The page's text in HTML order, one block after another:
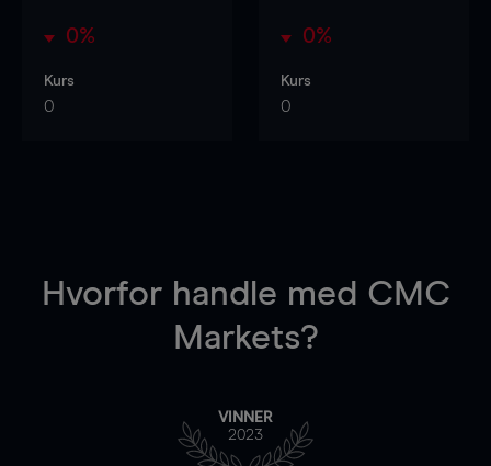
0%
Kurs
0
0%
Kurs
0
Hvorfor handle med CMC
Markets?
VINNER
2023